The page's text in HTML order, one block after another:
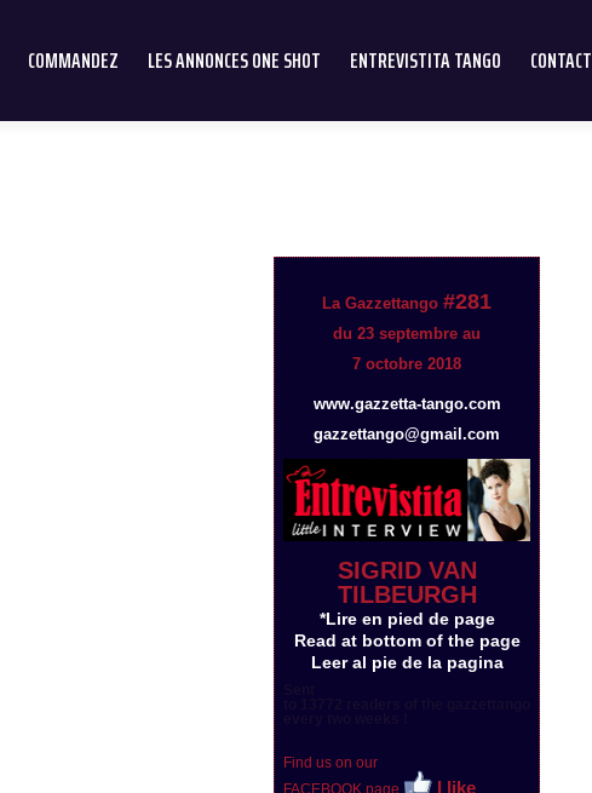
COMMANDEZ LES ANNONCES ONE SHOT ENTREVISTITA TANGO CONTACT
La Gazzettango#281
du 23 septembre au
7 octobre 2018
www.gazzetta-tango.com
gazzettango@gmail.com
SIGRID VAN
TILBEURGH
*Lire en pied de page
Read at bottom of the page
Leer al pie de la pagina
Find us on our
FACEBOOK page
I like